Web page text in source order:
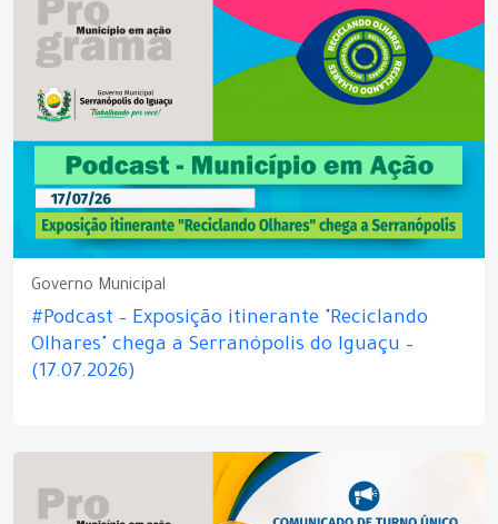
Governo Municipal
#Podcast – Exposição itinerante "Reciclando
Olhares" chega a Serranópolis do Iguaçu –
(17.07.2026)